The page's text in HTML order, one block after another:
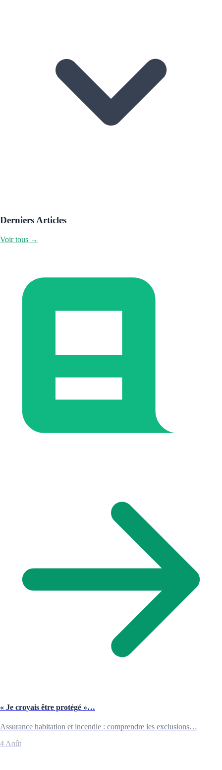
Derniers Articles
Voir tous →
« Je croyais être protégé »…
Assurance habitation et incendie : comprendre les exclusions…
4 Août